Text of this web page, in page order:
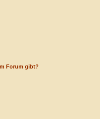
Forum gibt?